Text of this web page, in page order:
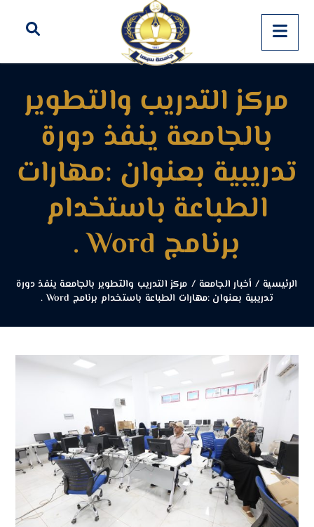
مركز التدريب والتطوير
بالجامعة ينفذ دورة
تدريبية بعنوان :مهارات
الطباعة باستخدام
برنامج Word .
الرئيسية / أخبار الجامعة / مركز التدريب والتطوير بالجامعة ينفذ دورة
تدريبية بعنوان :مهارات الطباعة باستخدام برنامج Word .